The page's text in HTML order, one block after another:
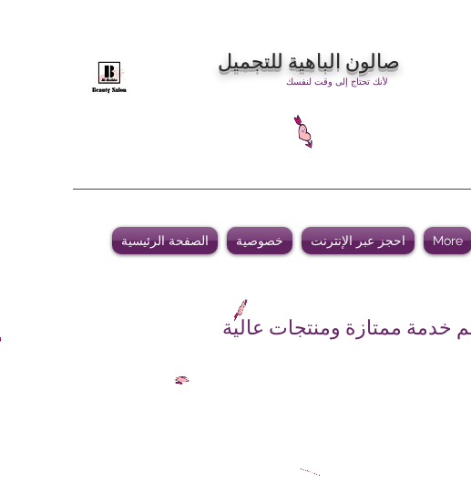
صالون الباهية للتجميل
لأنك تحتاج إلى وقت لنفسك
الصفحة الرئيسية خصوصية احجز عبر الإنترنت More
خدمة ممتازة ومنتجات عالية